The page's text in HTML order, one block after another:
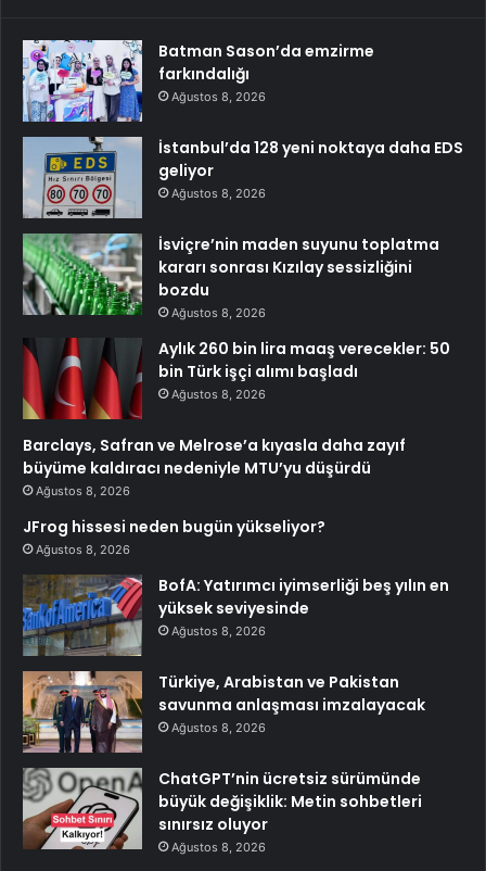
Batman Sason’da emzirme
farkındalığı
Ağustos 8, 2026
İstanbul’da 128 yeni noktaya daha EDS
geliyor
Ağustos 8, 2026
İsviçre’nin maden suyunu toplatma
kararı sonrası Kızılay sessizliğini
bozdu
Ağustos 8, 2026
Aylık 260 bin lira maaş verecekler: 50
bin Türk işçi alımı başladı
Ağustos 8, 2026
Barclays, Safran ve Melrose’a kıyasla daha zayıf
büyüme kaldıracı nedeniyle MTU’yu düşürdü
Ağustos 8, 2026
JFrog hissesi neden bugün yükseliyor?
Ağustos 8, 2026
BofA: Yatırımcı iyimserliği beş yılın en
yüksek seviyesinde
Ağustos 8, 2026
Türkiye, Arabistan ve Pakistan
savunma anlaşması imzalayacak
Ağustos 8, 2026
ChatGPT’nin ücretsiz sürümünde
büyük değişiklik: Metin sohbetleri
sınırsız oluyor
Ağustos 8, 2026